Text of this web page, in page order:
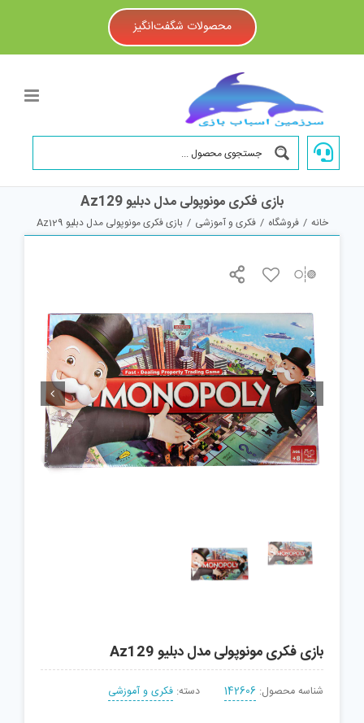
محصولات شگفت‌انگیز
بازی فکری مونوپولی مدل دبلیو Az129
خانه / فروشگاه / فکری و آموزشی / بازی فکری مونوپولی مدل دبلیو Az129
 
بازی فکری مونوپولی مدل دبلیو Az129
شناسه محصول: 142606 دسته: فکری و آموزشی